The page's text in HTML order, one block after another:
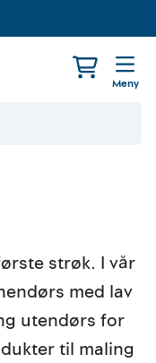
Meny
strøk. I vår
med lav
utendørs for
til maling